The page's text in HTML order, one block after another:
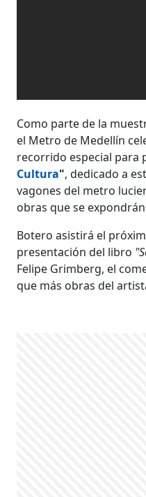
Como parte de la
el Metro de Medellín
recorrido especial para
Cultura", dedicado a
vagones del metro
obras que se
Botero asistirá el
presentación del libro
Felipe Grimberg, el
que más obras del